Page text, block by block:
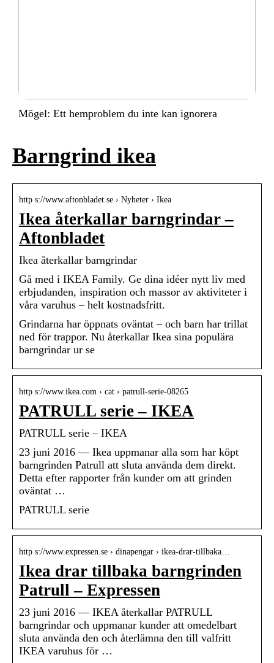
Mögel: Ett hemproblem du inte kan ignorera
Barngrind ikea
http s://www.aftonbladet.se › Nyheter › Ikea
Ikea återkallar barngrindar –
Aftonbladet
Ikea återkallar barngrindar
Gå med i IKEA Family. Ge dina idéer nytt liv med
erbjudanden, inspiration och massor av aktiviteter i
våra varuhus – helt kostnadsfritt.
Grindarna har öppnats oväntat – och barn har trillat
ned för trappor. Nu återkallar Ikea sina populära
barngrindar ur se
http s://www.ikea.com › cat › patrull-serie-08265
PATRULL serie – IKEA
PATRULL serie – IKEA
23 juni 2016 — Ikea uppmanar alla som har köpt
barngrinden Patrull att sluta använda dem direkt.
Detta efter rapporter från kunder om att grinden
oväntat …
PATRULL serie
http s://www.expressen.se › dinapengar › ikea-drar-tillbaka…
Ikea drar tillbaka barngrinden
Patrull – Expressen
23 juni 2016 — IKEA återkallar PATRULL
barngrindar och uppmanar kunder att omedelbart
sluta använda den och återlämna den till valfritt
IKEA varuhus för …